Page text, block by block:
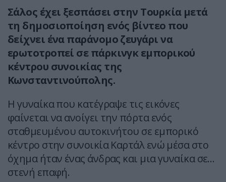
Σάλος έχει ξεσπάσει στην Τουρκία μετά
τη δημοσιοποίηση ενός βίντεο που
δείχνει ένα παράνομο ζευγάρι να
ερωτοτροπεί σε πάρκινγκ εμπορικού
κέντρου συνοικίας της
Κωνσταντινούπολης.
Η γυναίκα που κατέγραψε τις εικόνες
φαίνεται να ανοίγει την πόρτα ενός
σταθμευμένου αυτοκινήτου σε εμπορικό
κέντρο στην συνοικία Καρτάλ ενώ μέσα στο
όχημα ήταν ένας άνδρας και μια γυναίκα σε…
στενή επαφή.